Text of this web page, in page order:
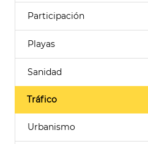
Participación
Playas
Sanidad
Tráfico
Urbanismo